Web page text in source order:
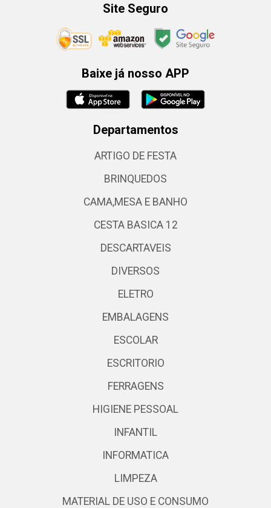
Site Seguro
Baixe já nosso APP
Departamentos
ARTIGO DE FESTA
BRINQUEDOS
CAMA,MESA E BANHO
CESTA BASICA 12
DESCARTAVEIS
DIVERSOS
ELETRO
EMBALAGENS
ESCOLAR
ESCRITORIO
FERRAGENS
HIGIENE PESSOAL
INFANTIL
INFORMATICA
LIMPEZA
MATERIAL DE USO E CONSUMO